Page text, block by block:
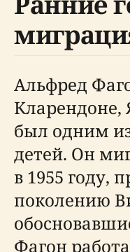
Альфред
Кларендоне,
был одним
детей. Он
в 1955 году,
поколению
Фагон